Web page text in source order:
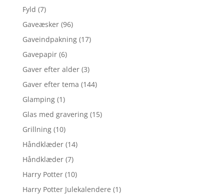
Fyld (7)
Gaveæsker (96)
Gaveindpakning (17)
Gavepapir (6)
Gaver efter alder (3)
Gaver efter tema (144)
Glamping (1)
Glas med gravering (15)
Grillning (10)
Håndklæder (14)
Håndklæder (7)
Harry Potter (10)
Harry Potter Julekalendere (1)